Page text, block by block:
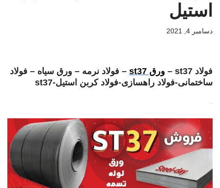
استیل
دسامبر 4, 2021
فولاد st37 – ورق st37
– فولاد نرمه – ورق سیاه – فولاد
ساختمانی-فولاد راهسازی-فولاد کربن استیل-st37